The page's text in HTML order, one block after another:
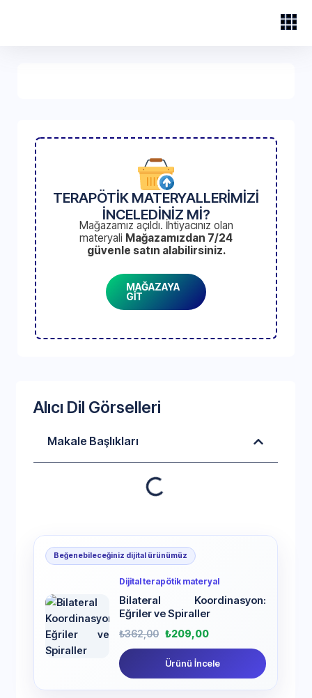
TERAPÖTİK MATERYALLERİMİZİ
İNCELEDİNİZ Mİ?
Mağazamız açıldı. İhtiyacınız olan
materyali Mağazamızdan 7/24
güvenle satın alabilirsiniz.
MAĞAZAYA
GİT
Alıcı Dil Görselleri
Makale Başlıkları
Beğenebileceğiniz dijital ürünümüz
Dijital terapötik materyal
Bilateral Koordinasyon:
Eğriler ve Spiraller
₺362,00 ₺209,00
Ürünü İncele